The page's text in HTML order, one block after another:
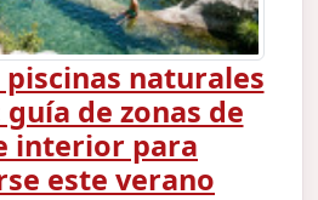
piscinas naturales
guía de zonas de
interior para
este verano